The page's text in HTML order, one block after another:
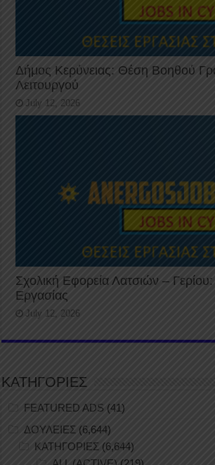
Δήμος Κερύνειας: Θέση Βοηθού
Λειτουργού
July 12, 2026
Σχολική Εφορεία Λατσιών – Γερίου:
Εργασίας
July 12, 2026
ΚΑΤΗΓΟΡΙΕΣ
FEATURED ADS (41)
ΔΟΥΛΕΙΕΣ (6,644)
ΚΑΤΗΓΟΡΙΕΣ (6,644)